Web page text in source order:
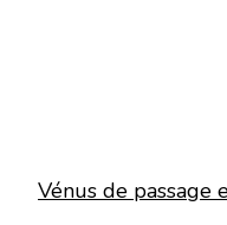
Vénus de passage